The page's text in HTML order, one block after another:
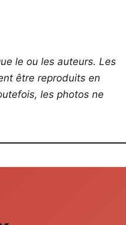
le ou les auteurs. Les
être reproduits en
les photos ne